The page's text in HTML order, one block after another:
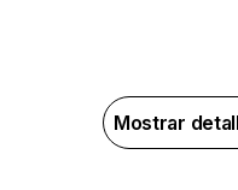
Mostrar